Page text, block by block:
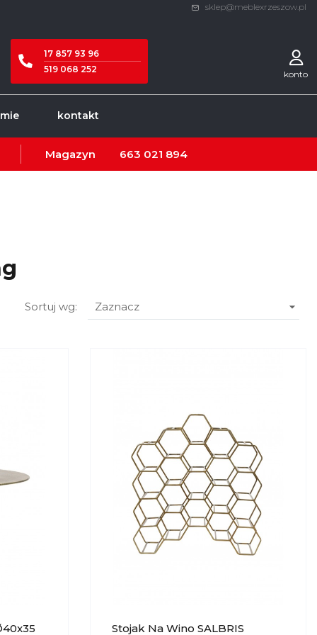
sklep@meblexrzeszow.pl
17 857 93 96
519 068 252
konto
kontakt
Magazyn 663 021 894
Sortuj wg: Zaznacz 
Stojak Na Wino SALBRIS